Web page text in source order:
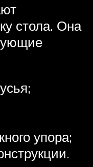
стола. Она
упора;